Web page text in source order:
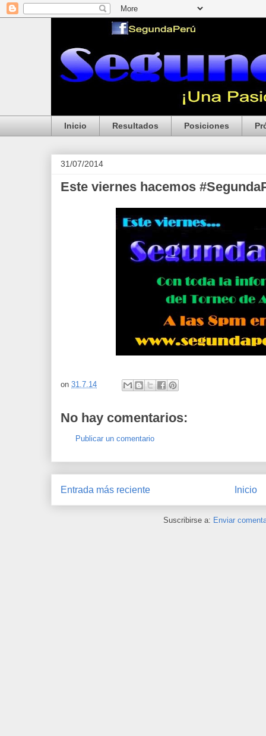
Inicio Resultados Posiciones
31/07/2014
Este viernes hacemos
on 31.7.14
No hay comentarios:
Publicar un comentario
Entrada más reciente Inicio
Suscribirse a: Enviar